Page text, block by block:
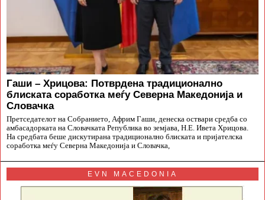
Гаши – Хрицова: Потврдена традиционално
блиската соработка меѓу Северна Македонија и
Словачка
Претседателот на Собранието, Африм Гаши, денеска оствари средба со
амбасадорката на Словачката Република во земјава, Н.Е. Ивета Хрицова.
На средбата беше дискутирана традиционално блиската и пријателска
соработка меѓу Северна Македонија и Словачка,
EVN MACEDONIA